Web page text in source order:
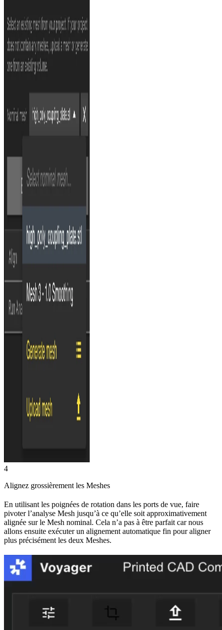
4
Alignez grossièrement les Meshes
En utilisant les poignées de rotation dans les ports de vue, faire
pivoter l’analyse Mesh jusqu’à ce qu’elle soit approximativement
alignée sur le Mesh nominal. Cela n’a pas à être parfait car nous
allons ensuite exécuter un alignement automatique fin pour aligner
plus précisément les deux Meshes.